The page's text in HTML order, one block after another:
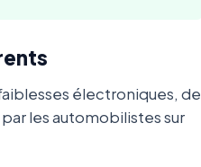
électroniques, de
les automobilistes sur